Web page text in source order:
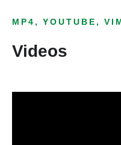
MP4, YOUTUBE,
Videos